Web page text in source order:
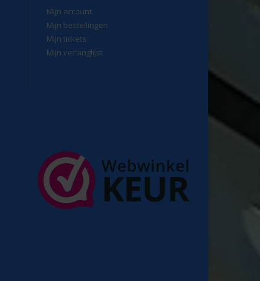
Mijn account
Mijn bestellingen
Mijn tickets
Mijn verlanglijst